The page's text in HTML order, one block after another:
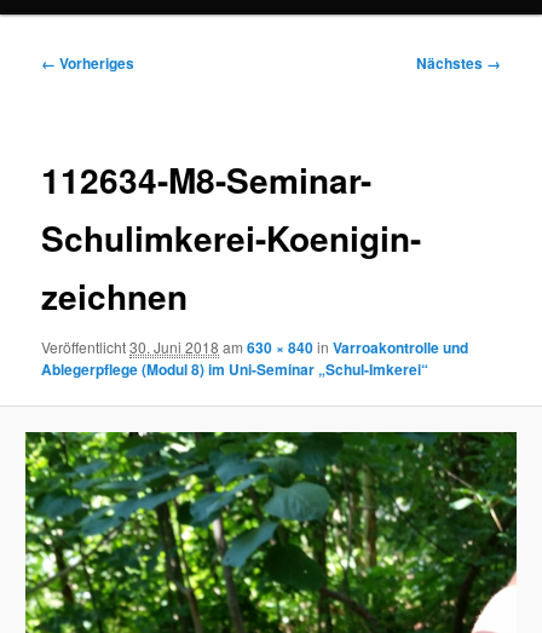
Bilder-
← Vorheriges Nächstes →
112634-M8-Seminar-
Schulimkerei-Koenigin-
zeichnen
Veröffentlicht30. Juni 2018 am630 × 840inVarroakontrolle und
Ablegerpflege (Modul 8) im Uni-Seminar „Schul-Imkerei“